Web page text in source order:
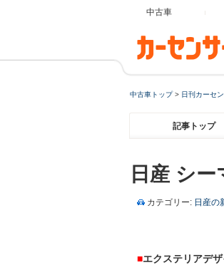
中古車
中古車トップ> 日刊カーセ
記事トップ
日産 シー
カテゴリー: 日産の
■エクステリアデ